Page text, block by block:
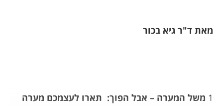
מאת ד"ר גיא בכור
1 משל המערה – אבל הפוך: תארו לעצמכם מערה